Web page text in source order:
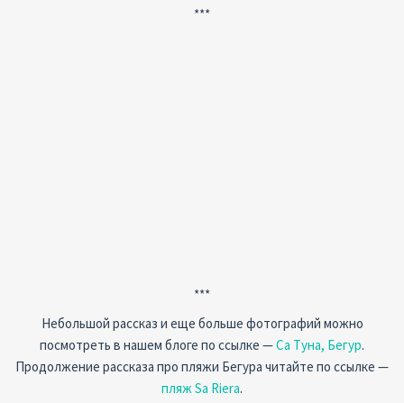
***
***
Небольшой рассказ и еще больше фотографий можно
посмотреть в нашем блоге по ссылке —Са Туна, Бегур.
Продолжение рассказа про пляжи Бегура читайте по ссылке —
пляж Sa Riera.